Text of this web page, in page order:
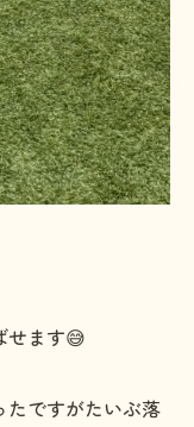
せます😅
たですがたいぶ落